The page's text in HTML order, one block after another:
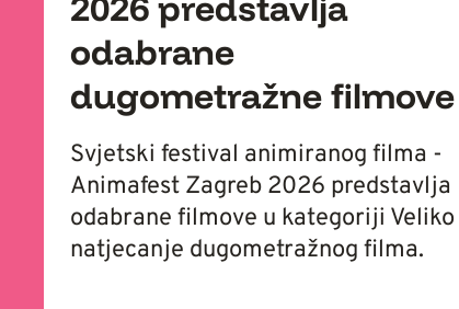
odabrane
dugometražne filmove
Svjetski festival animiranog filma -
Animafest Zagreb 2026 predstavlja
odabrane filmove u kategoriji Veliko
natjecanje dugometražnog filma.